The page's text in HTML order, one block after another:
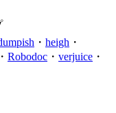
・ heigh ・
・ Robodoc ・ verjuice ・